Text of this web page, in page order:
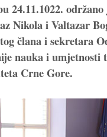
24.11.1022.
Nikola i Valtazar
člana i sekretara
nauka i umjetnosti
Crne Gore.